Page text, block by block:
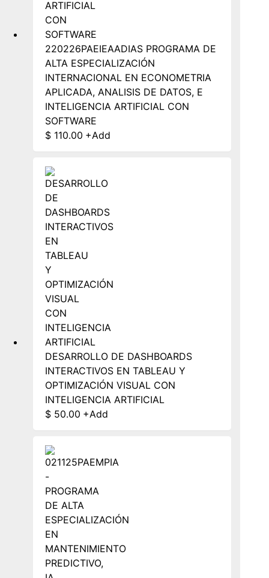
220226PAEIEAADIAS PROGRAMA DE
ALTA ESPECIALIZACIÓN
INTERNACIONAL EN ECONOMETRIA
APLICADA, ANALISIS DE DATOS, E
INTELIGENCIA ARTIFICIAL CON
SOFTWARE
$ 110.00 +Add
DESARROLLO DE DASHBOARDS
INTERACTIVOS EN TABLEAU Y
OPTIMIZACIÓN VISUAL CON
INTELIGENCIA ARTIFICIAL
$ 50.00 +Add